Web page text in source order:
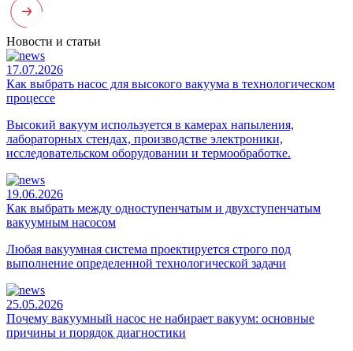
Новости и статьи
17.07.2026
Как выбрать насос для высокого вакуума в технологическом
процессе
Высокий вакуум используется в камерах напыления,
лабораторных стендах, производстве электроники,
исследовательском оборудовании и термообработке.
19.06.2026
Как выбрать между одноступенчатым и двухступенчатым
вакуумным насосом
Любая вакуумная система проектируется строго под
выполнение определенной технологической задачи
25.05.2026
Почему вакуумный насос не набирает вакуум: основные
причины и порядок диагностики